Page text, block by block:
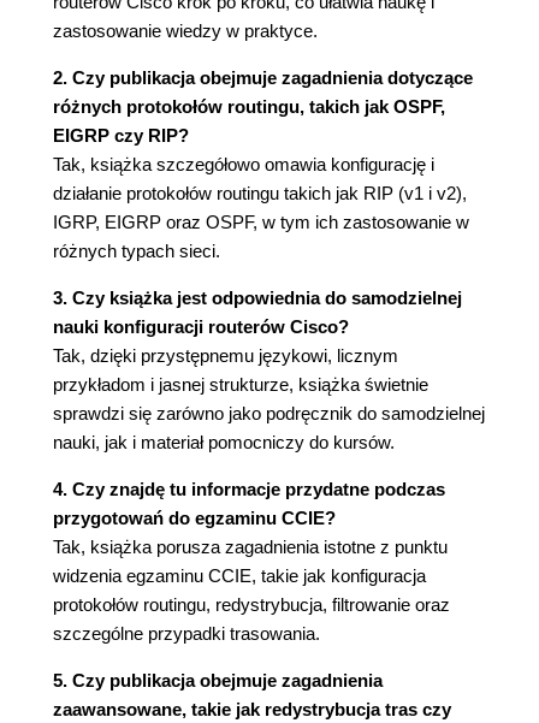
Mostowanie transparentne (69)
Algorytm podziału drzewa (70)
Mostowanie źródłowe (73)
Rozwiązania bezpośrednie (76)
Konfigurowanie mostowania transparentnego
(76)
Jedna grupa mostu na jednym routerze
(77)
Wiele grup mostu (79)
w sieciach różnego typu (81)
Mostowanie przy użyciu HDLC (81)
Mostowanie przy użyciu Frame Relay
(83)
Mostowanie na łączach ISDN (85)
Konfigurowanie jednoczesnego
Konfigurowanie zintegrowanego
trasowania i mostowania (89)
Optymalizowanie wartości parametrów
algorytmu podziału drzewa (91)
Konfigurowanie mostowania źródłowego (97)
Korzystanie wyłącznie z mostowania
źródłowego (97)
Konfigurowanie zdalnego mostowania
zastosowanie wiedzy w praktyce.
2. Czy publikacja obejmuje zagadnienia dotyczące
różnych protokołów routingu, takich jak OSPF,
EIGRP czy RIP?
Tak, książka szczegółowo omawia konfigurację i
działanie protokołów routingu takich jak RIP (v1 i v2),
IGRP, EIGRP oraz OSPF, w tym ich zastosowanie w
różnych typach sieci.
3. Czy książka jest odpowiednia do samodzielnej
nauki konfiguracji routerów Cisco?
Tak, dzięki przystępnemu językowi, licznym
przykładom i jasnej strukturze, książka świetnie
sprawdzi się zarówno jako podręcznik do samodzielnej
nauki, jak i materiał pomocniczy do kursów.
4. Czy znajdę tu informacje przydatne podczas
przygotowań do egzaminu CCIE?
Tak, książka porusza zagadnienia istotne z punktu
widzenia egzaminu CCIE, takie jak konfiguracja
protokołów routingu, redystrybucja, filtrowanie oraz
szczególne przypadki trasowania.
5. Czy publikacja obejmuje zagadnienia
zaawansowane, takie jak redystrybucja tras czy